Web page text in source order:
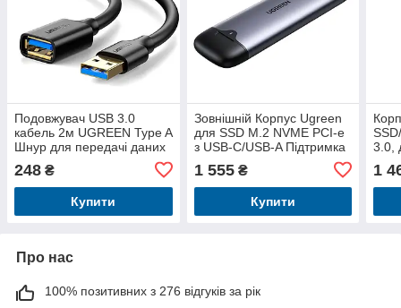
Подовжувач USB 3.0
кабель 2м UGREEN Type A
Шнур для передачі даних
248 ₴
Купити
Зовнішній Корпус Ugreen
для SSD M.2 NVME PCI-e
з USB-C/USB-A Підтримка
2242/2280 Сірий (70532)
1 555₴
Купити
3.0,
1
Про нас
100% позитивних з 276 відгуків за рік